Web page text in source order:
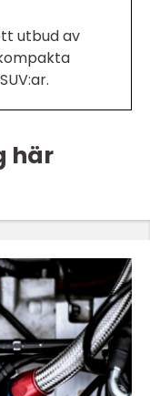
utbud av
här